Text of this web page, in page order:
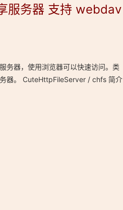
服务器 支持 webdav
务器，使用浏览器可以快速访问。类
器。 CuteHttpFileServer / chfs 简介